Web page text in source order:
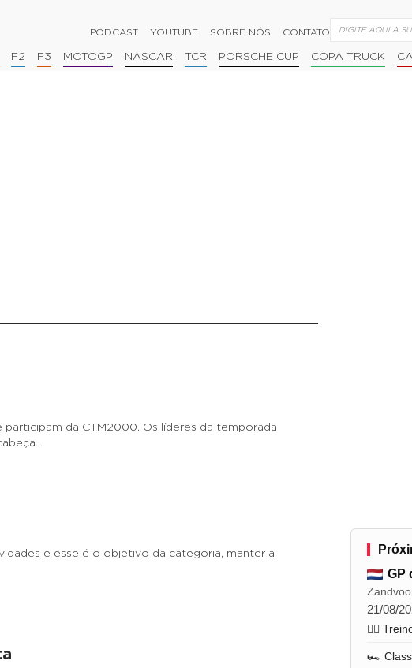
PODCAST YOUTUBE SOBRE NÓS CONTATO
F2 F3 MOTOGP NASCAR TCR PORSCHE CUP COPA TRUCK
da CTM2000. Os líderes da temporada
e esse é o objetivo da categoria, manter a
GP
21/08/
🏋️‍♂️
🏎️